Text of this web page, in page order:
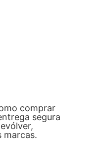
comprar
segura
marcas.